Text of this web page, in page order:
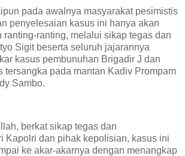
pada awalnya masyarakat pesimistis
penyelesaian kasus ini hanya akan
ranting-ranting, melalui sikap tegas dan
Sigit beserta seluruh jajarannya
kasus pembunuhan Brigadir J dan
tersangka pada mantan Kadiv Prompam
Sambo.
berkat sikap tegas dan
Kapolri dan pihak kepolisian, kasus ini
ke akar-akarnya dengan menangkap